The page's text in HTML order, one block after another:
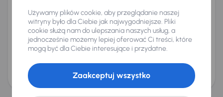
Honda Civic
2010207 587 kmBenzyna1.8 103 kW
Auta krajowe 1.8 Salon Polska Klimatronic
Miesięczna rata
od 125 zł
Cena promocyjna
20 000 zł
Cena
21 000 zł
Używamy plików cookie, aby przeglądanie naszej
witryny było dla Ciebie jak najwygodniejsze. Pliki
cookie służą nam do ulepszania naszych usług, a
jednocześnie możemy lepiej oferować Ci treści, które
mogą być dla Ciebie interesujące i przydatne.
Zaakceptuj wszystko